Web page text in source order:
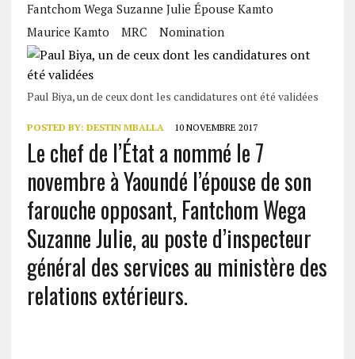
Fantchom Wega Suzanne Julie Épouse Kamto
Maurice Kamto
MRC Nomination
Paul Biya, un de ceux dont les candidatures ont été validées
POSTED BY: DESTIN MBALLA 10 NOVEMBRE 2017
Le chef de l’État a nommé le 7
novembre à Yaoundé l’épouse de son
farouche opposant, Fantchom Wega
Suzanne Julie, au poste d’inspecteur
général des services au ministère des
relations extérieurs.